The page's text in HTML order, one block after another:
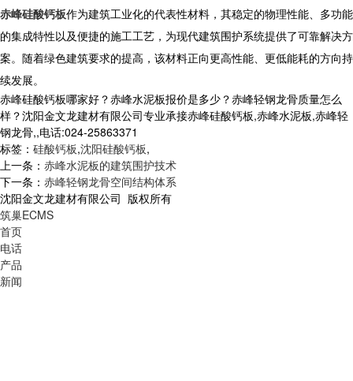
赤峰硅酸钙板作为建筑工业化的代表性材料，其稳定的物理性能、多功能
的集成特性以及便捷的施工工艺，为现代建筑围护系统提供了可靠解决方
案。随着绿色建筑要求的提高，该材料正向更高性能、更低能耗的方向持
续发展。
赤峰硅酸钙板哪家好？赤峰水泥板报价是多少？赤峰轻钢龙骨质量怎么
样？沈阳金文龙建材有限公司专业承接赤峰硅酸钙板,赤峰水泥板,赤峰轻
钢龙骨,,电话:024-25863371
标签： 硅酸钙板,沈阳硅酸钙板,
上一条： 赤峰水泥板的建筑围护技术
下一条： 赤峰轻钢龙骨空间结构体系
沈阳金文龙建材有限公司 版权所有
筑巢ECMS
首页
电话
产品
新闻